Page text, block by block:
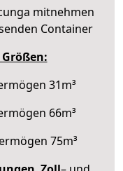
mitnehmen
Container
31m³
66m³
75m³